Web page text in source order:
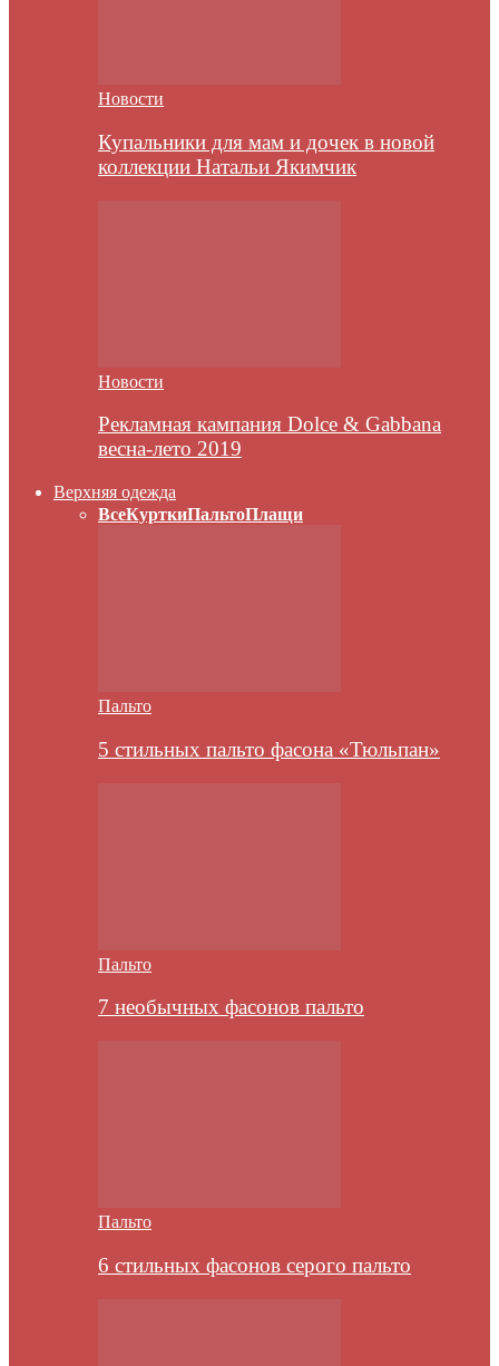
Новости
Купальники для мам и дочек в новой
коллекции Натальи Якимчик
Новости
Рекламная кампания Dolce & Gabbana
весна-лето 2019
Верхняя одежда
ВсеКурткиПальтоПлащи
Пальто
5 стильных пальто фасона «Тюльпан»
Пальто
7 необычных фасонов пальто
Пальто
6 стильных фасонов серого пальто